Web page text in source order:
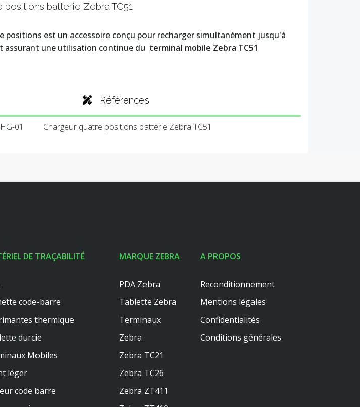
positions batterie Zebra TC51
positions est un accessoire conçu pour recharger simultanément jusqu'à
assurant une utilisation continue du terminal mobile Zebra TC51
Références
01 Chargeur quatre positions batterie Zebra TC51
DE TRAÇABILITÉ
code-barre
thermique
durcie
Mobiles
léger
code barre
MARQUE ZEBRA
PDA Zebra
Tablette Zebra
Terminaux
Zebra
Zebra TC21
Zebra TC26
Zebra ZT411
A PROPOS
Reconditionnement
Mentions légales
Confidentialités
Conditions générales